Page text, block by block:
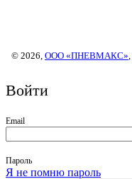
© 2026, ООО «ПНЕВМАКС»
Войти
Email
Пароль
Я не помню пароль